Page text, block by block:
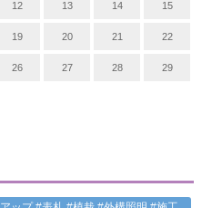
12 13 14 15
19 20 21 22
26 27 28 29